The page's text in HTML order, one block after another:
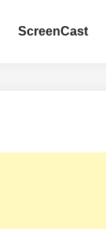
ScreenCast